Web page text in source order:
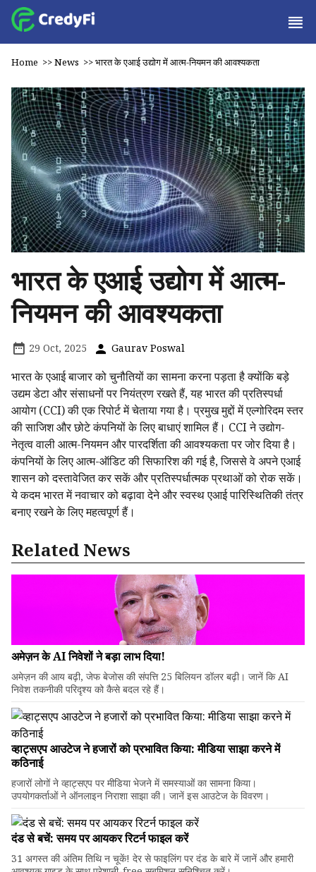
Home >>News >>भारत के एआई उद्योग में आत्म-नियमन की आवश्यकता
भारत के एआई उद्योग में आत्म-
नियमन की आवश्यकता
29 Oct, 2025 Gaurav Poswal
भारत के एआई बाजार को चुनौतियों का सामना करना पड़ता है क्योंकि बड़े
उद्यम डेटा और संसाधनों पर नियंत्रण रखते हैं, यह भारत की प्रतिस्पर्धा
आयोग (CCI) की एक रिपोर्ट में चेताया गया है। प्रमुख मुद्दों में एल्गोरिदम स्तर
की साजिश और छोटे कंपनियों के लिए बाधाएं शामिल हैं। CCI ने उद्योग-
नेतृत्व वाली आत्म-नियमन और पारदर्शिता की आवश्यकता पर जोर दिया है।
कंपनियों के लिए आत्म-ऑडिट की सिफारिश की गई है, जिससे वे अपने एआई
शासन को दस्तावेजित कर सकें और प्रतिस्पर्धात्मक प्रथाओं को रोक सकें।
ये कदम भारत में नवाचार को बढ़ावा देने और स्वस्थ एआई पारिस्थितिकी तंत्र
बनाए रखने के लिए महत्वपूर्ण हैं।
Related News
अमेज़न के AI निवेशों ने बड़ा लाभ दिया!
अमेज़न की आय बढ़ी, जेफ बेजोस की संपत्ति 25 बिलियन डॉलर बढ़ी। जानें कि AI
निवेश तकनीकी परिदृश्य को कैसे बदल रहे हैं।
व्हाट्सएप आउटेज ने हजारों को प्रभावित किया: मीडिया साझा करने में
कठिनाई
हजारों लोगों ने व्हाट्सएप पर मीडिया भेजने में समस्याओं का सामना किया।
उपयोगकर्ताओं ने ऑनलाइन निराशा साझा की। जानें इस आउटेज के विवरण।
दंड से बचें: समय पर आयकर रिटर्न फाइल करें
31 अगस्त की अंतिम तिथि न चूकें! देर से फाइलिंग पर दंड के बारे में जानें और हमारी